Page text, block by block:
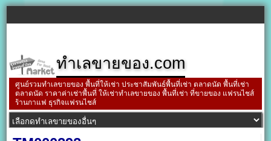
ทำเลขายของ.com
ศูนย์รวมทำเลขายของ พื้นที่ให้เช่า ประชาสัมพันธ์พื้นที่เช่า ตลาดนัด พื้นที่เช่า
ตลาดนัด ราคาค่าเช่าพื้นที่ ให้เช่าทำเลขายของ พื้นที่เช่า ที่ขายของ แฟรนไชส์
ร้านกาแฟ ธุรกิจแฟรนไชส์